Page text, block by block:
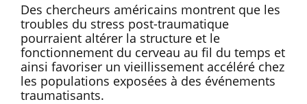
Des chercheurs américains montrent que les
troubles du stress post-traumatique
pourraient altérer la structure et le
fonctionnement du cerveau au fil du temps et
ainsi favoriser un vieillissement accéléré chez
les populations exposées à des événements
traumatisants.